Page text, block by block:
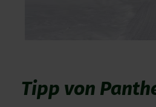
Tipp von